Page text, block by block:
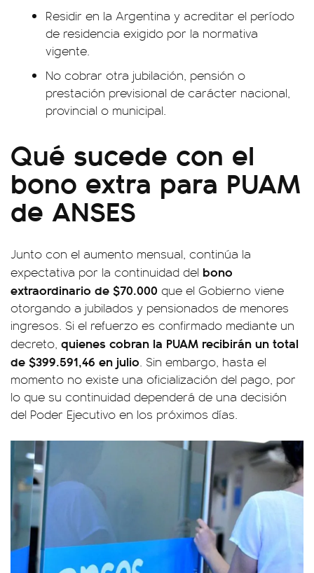
Residir en la Argentina y acreditar el período
de residencia exigido por la normativa
vigente.
No cobrar otra jubilación, pensión o
prestación previsional de carácter nacional,
provincial o municipal.
Qué sucede con el
bono extra para PUAM
de ANSES
Junto con el aumento mensual, continúa la
expectativa por la continuidad del bono
extraordinario de $70.000 que el Gobierno viene
otorgando a jubilados y pensionados de menores
ingresos. Si el refuerzo es confirmado mediante un
decreto, quienes cobran la PUAM recibirán un total
de $399.591,46 en julio . Sin embargo, hasta el
momento no existe una oficialización del pago, por
lo que su continuidad dependerá de una decisión
del Poder Ejecutivo en los próximos días.